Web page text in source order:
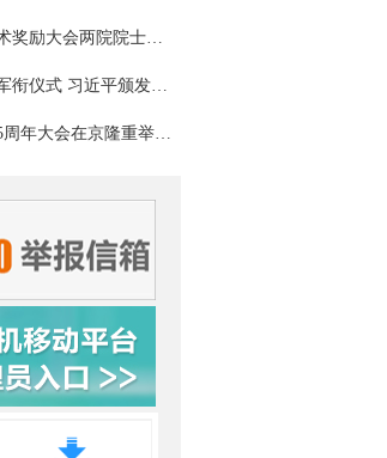
习近平出席国家科学技术奖励大会两院院士大会中国科协第十一次全国代表大会并发表重要讲话
中央军委举行晋升上将军衔仪式 习近平颁发命令状并向晋衔的军官表示祝贺
庆祝中国共产党成立105周年大会在京隆重举行 习近平发表重要讲话